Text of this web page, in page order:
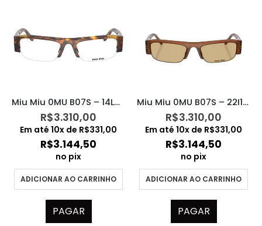
Miu Miu 0MU B07S – 14L08N
R$3.310,00
Em até 10x de R$331,00
R$3.144,50
no pix
ADICIONAR AO CARRINHO
PAGAR
Miu Miu 0MU B07S – 22I10R
R$3.310,00
Em até 10x de R$331,00
R$3.144,50
no pix
ADICIONAR AO CARRINHO
PAGAR